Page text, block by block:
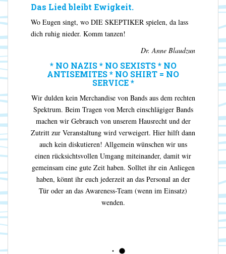
Das Lied bleibt Ewigkeit.
Wo Eugen singt, wo DIE SKEPTIKER spielen, da lass
dich ruhig nieder. Komm tanzen!
Dr. Anne Blaudzun
* NO NAZIS * NO SEXISTS * NO
ANTISEMITES * NO SHIRT = NO
SERVICE *
Wir dulden kein Merchandise von Bands aus dem rechten
Spektrum. Beim Tragen von Merch einschlägiger Bands
machen wir Gebrauch von unserem Hausrecht und der
Zutritt zur Veranstaltung wird verweigert. Hier hilft dann
auch kein diskutieren! Allgemein wünschen wir uns
einen rücksichtsvollen Umgang miteinander, damit wir
gemeinsam eine gute Zeit haben. Solltet ihr ein Anliegen
haben, könnt ihr euch jederzeit an das Personal an der
Tür oder an das Awareness-Team (wenn im Einsatz)
wenden.